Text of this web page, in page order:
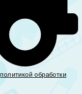
политикой обработки